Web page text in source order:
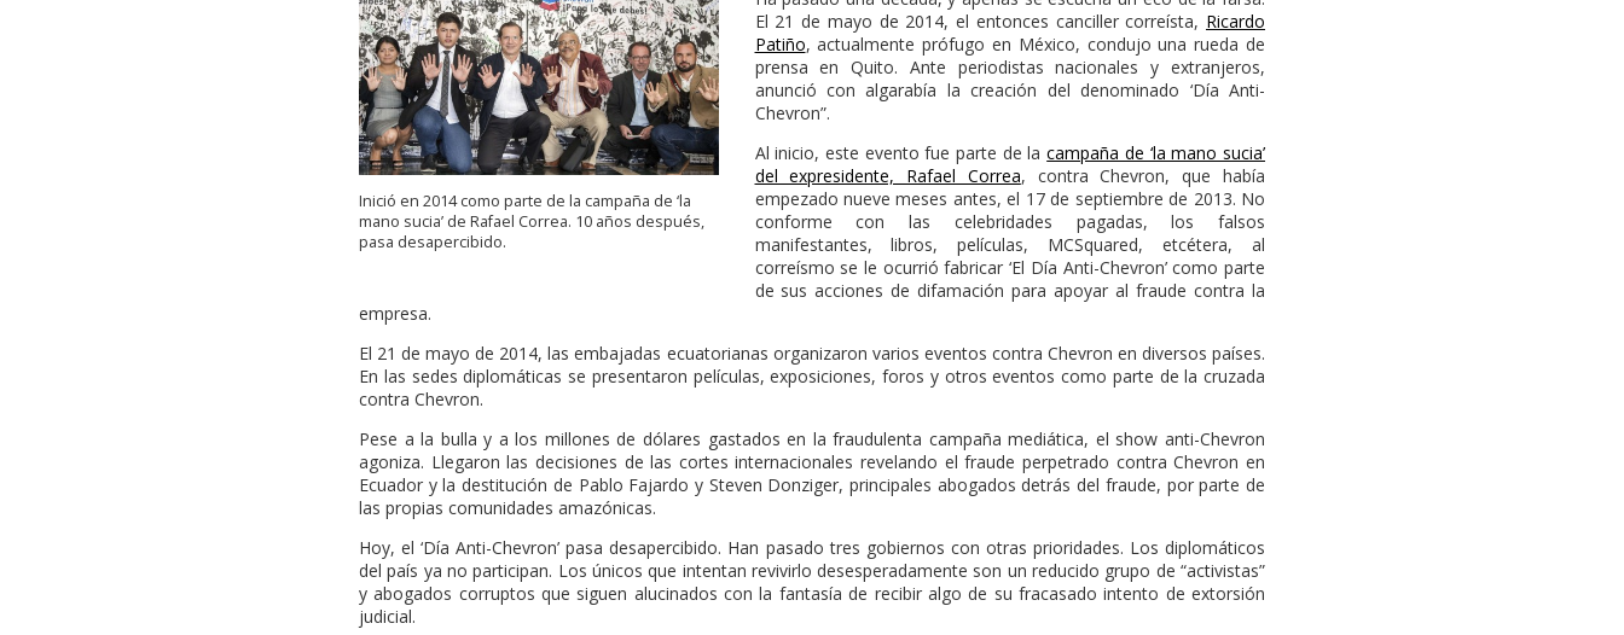
Inició en 2014 como parte de la campaña de ‘la
mano sucia’ de Rafael Correa. 10 años después,
pasa desapercibido.
El 21 de mayo de 2014, el entonces canciller correísta, Ricardo
Patiño, actualmente prófugo en México, condujo una rueda de
prensa en Quito. Ante periodistas nacionales y extranjeros,
anunció con algarabía la creación del denominado ‘Día Anti-
Chevron”.
Al inicio, este evento fue parte de lacampaña de ‘la mano sucia’
del expresidente, Rafael Correa, contra Chevron, que había
empezado nueve meses antes, el 17 de septiembre de 2013. No
conforme con las celebridades pagadas, los falsos
manifestantes, libros, películas, MCSquared, etcétera, al
correísmo se le ocurrió fabricar ‘El Día Anti-Chevron’ como parte
de sus acciones de difamación para apoyar al fraude contra la
empresa.
El 21 de mayo de 2014, las embajadas ecuatorianas organizaron varios eventos contra Chevron en diversos países.
En las sedes diplomáticas se presentaron películas, exposiciones, foros y otros eventos como parte de la cruzada
contra Chevron.
Pese a la bulla y a los millones de dólares gastados en la fraudulenta campaña mediática, el show anti-Chevron
agoniza. Llegaron las decisiones de las cortes internacionales revelando el fraude perpetrado contra Chevron en
Ecuador y la destitución de Pablo Fajardo y Steven Donziger, principales abogados detrás del fraude, por parte de
las propias comunidades amazónicas.
Hoy, el ‘Día Anti-Chevron’ pasa desapercibido. Han pasado tres gobiernos con otras prioridades. Los diplomáticos
del país ya no participan. Los únicos que intentan revivirlo desesperadamente son un reducido grupo de “activistas”
y abogados corruptos que siguen alucinados con la fantasía de recibir algo de su fracasado intento de extorsión
judicial.